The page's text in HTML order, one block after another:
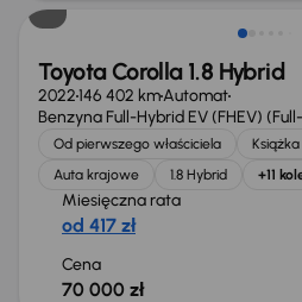
Toyota Corolla 1.8 Hybrid
2022146 402 kmAutomat
Benzyna Full-Hybrid EV (FHEV)
Od pierwszego właściciela
Auta krajowe
1.8 Hybrid +11
Miesięczna rata
od 417 zł
Cena
70 000 zł